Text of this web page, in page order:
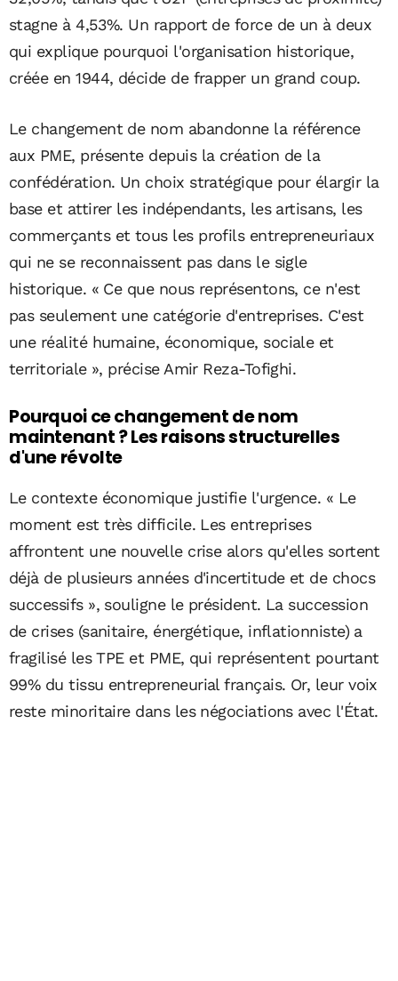
stagne à 4,53%. Un rapport de force de un à deux
qui explique pourquoi l'organisation historique,
créée en 1944, décide de frapper un grand coup.
Le changement de nom abandonne la référence
aux PME, présente depuis la création de la
confédération. Un choix stratégique pour élargir la
base et attirer les indépendants, les artisans, les
commerçants et tous les profils entrepreneuriaux
qui ne se reconnaissent pas dans le sigle
historique. « Ce que nous représentons, ce n'est
pas seulement une catégorie d'entreprises. C'est
une réalité humaine, économique, sociale et
territoriale », précise Amir Reza-Tofighi.
Pourquoi ce changement de nom
maintenant ? Les raisons structurelles
d'une révolte
Le contexte économique justifie l'urgence. « Le
moment est très difficile. Les entreprises
affrontent une nouvelle crise alors qu'elles sortent
déjà de plusieurs années d'incertitude et de chocs
successifs », souligne le président. La succession
de crises (sanitaire, énergétique, inflationniste) a
fragilisé les TPE et PME, qui représentent pourtant
99% du tissu entrepreneurial français. Or, leur voix
reste minoritaire dans les négociations avec l'État.